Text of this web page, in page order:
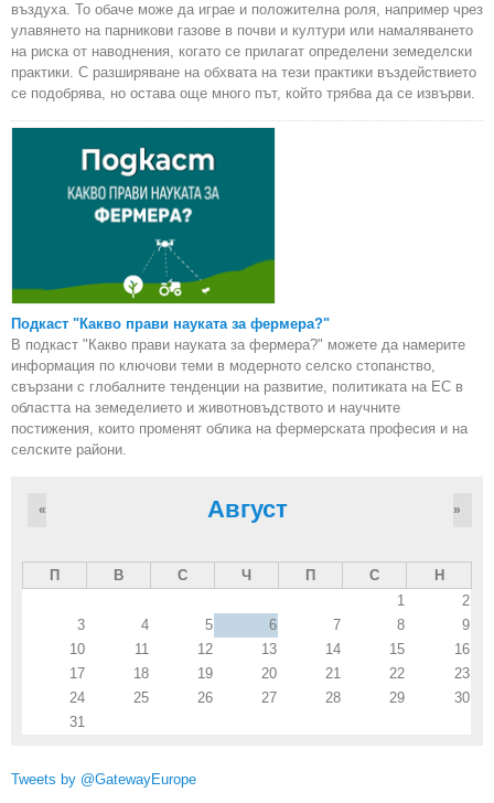
въздуха. То обаче може да играе и положителна роля, например чрез
улавянето на парникови газове в почви и култури или намаляването
на риска от наводнения, когато се прилагат определени земеделски
практики. С разширяване на обхвата на тези практики въздействието
се подобрява, но остава още много път, който трябва да се извърви.
Подкаст "Какво прави науката за фермера?"
В подкаст "Какво прави науката за фермера?" можете да намерите
информация по ключови теми в модерното селско стопанство,
свързани с глобалните тенденции на развитие, политиката на ЕС в
областта на земеделието и животновъдството и научните
постижения, които променят облика на фермерската професия и на
селските райони.
Август
« »
П В С Ч П С
Н
1
2
3
4 5 6 7 8
9
10
11 12 13 14 15
16
17
18 19 20 21 22
23
24
25 26 27 28 29
30
31
Tweets by @GatewayEurope